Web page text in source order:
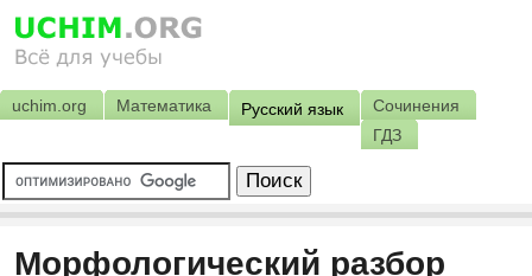
uchim.org Математика Русский язык
Сочинения
ГДЗ
Морфологический разбор